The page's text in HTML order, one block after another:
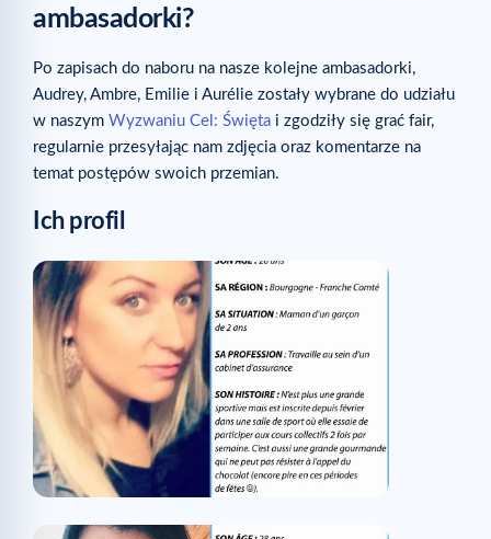
ambasadorki?
Po zapisach do naboru na nasze kolejne ambasadorki,
Audrey, Ambre, Emilie i Aurélie zostały wybrane do udziału
w naszym Wyzwaniu Cel: Święta i zgodziły się grać fair,
regularnie przesyłając nam zdjęcia oraz komentarze na
temat postępów swoich przemian.
Ich profil